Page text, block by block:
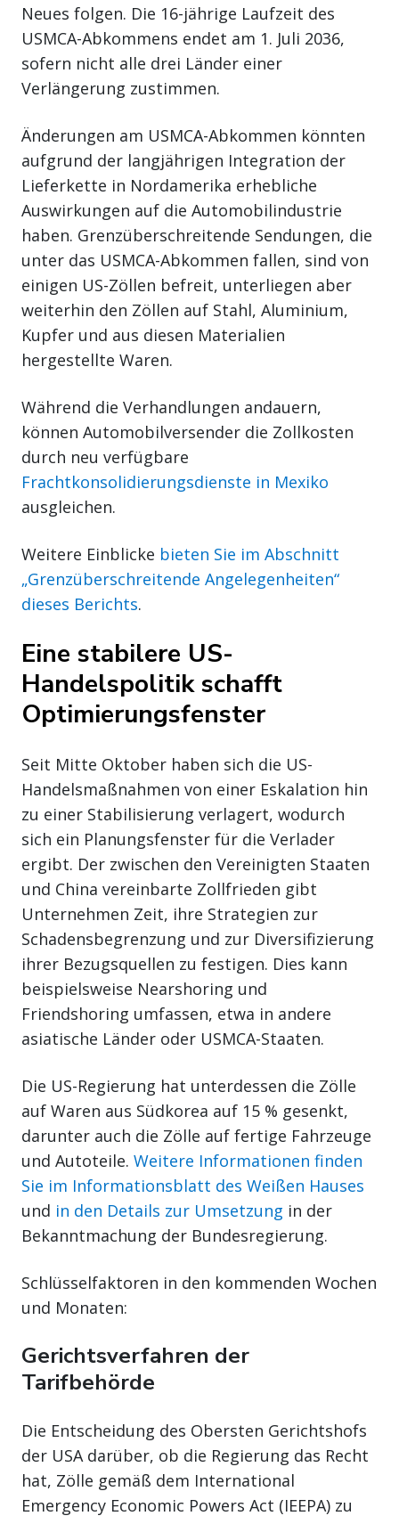
Neues folgen. Die 16-jährige Laufzeit des
USMCA-Abkommens endet am 1. Juli 2036,
sofern nicht alle drei Länder einer
Verlängerung zustimmen.
Änderungen am USMCA-Abkommen könnten
aufgrund der langjährigen Integration der
Lieferkette in Nordamerika erhebliche
Auswirkungen auf die Automobilindustrie
haben. Grenzüberschreitende Sendungen, die
unter das USMCA-Abkommen fallen, sind von
einigen US-Zöllen befreit, unterliegen aber
weiterhin den Zöllen auf Stahl, Aluminium,
Kupfer und aus diesen Materialien
hergestellte Waren.
Während die Verhandlungen andauern,
können Automobilversender die Zollkosten
durch neu verfügbare
Frachtkonsolidierungsdienste in Mexiko
ausgleichen.
Weitere Einblicke bieten Sie im Abschnitt
„Grenzüberschreitende Angelegenheiten“
dieses Berichts.
Eine stabilere US-
Handelspolitik schafft
Optimierungsfenster
Seit Mitte Oktober haben sich die US-
Handelsmaßnahmen von einer Eskalation hin
zu einer Stabilisierung verlagert, wodurch
sich ein Planungsfenster für die Verlader
ergibt. Der zwischen den Vereinigten Staaten
und China vereinbarte Zollfrieden gibt
Unternehmen Zeit, ihre Strategien zur
Schadensbegrenzung und zur Diversifizierung
ihrer Bezugsquellen zu festigen. Dies kann
beispielsweise Nearshoring und
Friendshoring umfassen, etwa in andere
asiatische Länder oder USMCA-Staaten.
Die US-Regierung hat unterdessen die Zölle
auf Waren aus Südkorea auf 15 % gesenkt,
darunter auch die Zölle auf fertige Fahrzeuge
und Autoteile. Weitere Informationen finden
Sie im Informationsblatt des Weißen Hauses
und in den Details zur Umsetzung in der
Bekanntmachung der Bundesregierung.
Schlüsselfaktoren in den kommenden Wochen
und Monaten:
Gerichtsverfahren der
Tarifbehörde
Die Entscheidung des Obersten Gerichtshofs
der USA darüber, ob die Regierung das Recht
hat, Zölle gemäß dem International
Emergency Economic Powers Act (IEEPA) zu